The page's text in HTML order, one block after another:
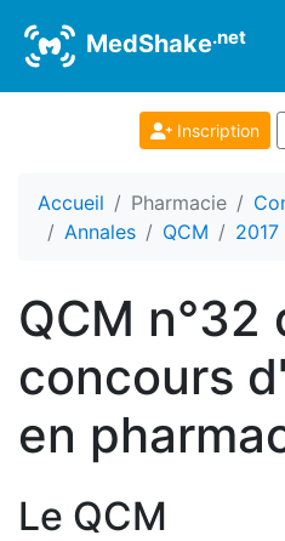
MedShake.net
Inscription
Accueil Pharmacie
Annales
QCM 2017
QCM n°32
concours
en
Le QCM